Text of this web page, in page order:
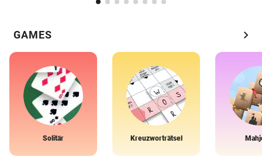
GAMES chevron_right
Solitär Kreuzworträtsel